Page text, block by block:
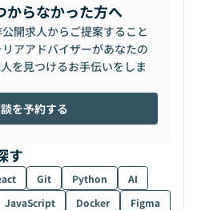
からなかった方へ
開求人からご提案すること
アアドバイザーがあなたの
を見つけるお手伝いをしま
を予約する
す
Git Python
AI
JavaScript Docker
Figma